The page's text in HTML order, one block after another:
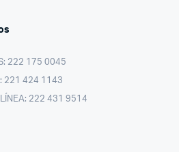
222 175 0045
221 424 1143
LÍNEA: 222 431 9514